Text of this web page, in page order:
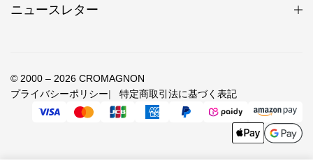
ニュースレター
© 2000 – 2026 CROMAGNON
プライバシーポリシー
特定商取引法に基づく表記